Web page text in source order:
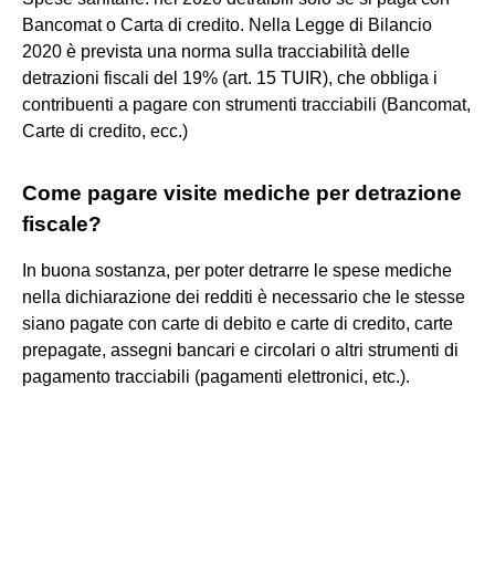
Bancomat o Carta di credito. Nella Legge di Bilancio
2020 è prevista una norma sulla tracciabilità delle
detrazioni fiscali del 19% (art. 15 TUIR), che obbliga i
contribuenti a pagare con strumenti tracciabili (Bancomat,
Carte di credito, ecc.)
Come pagare visite mediche per detrazione
fiscale?
In buona sostanza, per poter detrarre le spese mediche
nella dichiarazione dei redditi è necessario che le stesse
siano pagate con carte di debito e carte di credito, carte
prepagate, assegni bancari e circolari o altri strumenti di
pagamento tracciabili (pagamenti elettronici, etc.).